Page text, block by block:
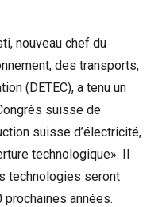
nouveau chef du
des transports,
(DETEC), a tenu un
suisse de
suisse d’électricité,
technologique». Il
technologies seront
années.